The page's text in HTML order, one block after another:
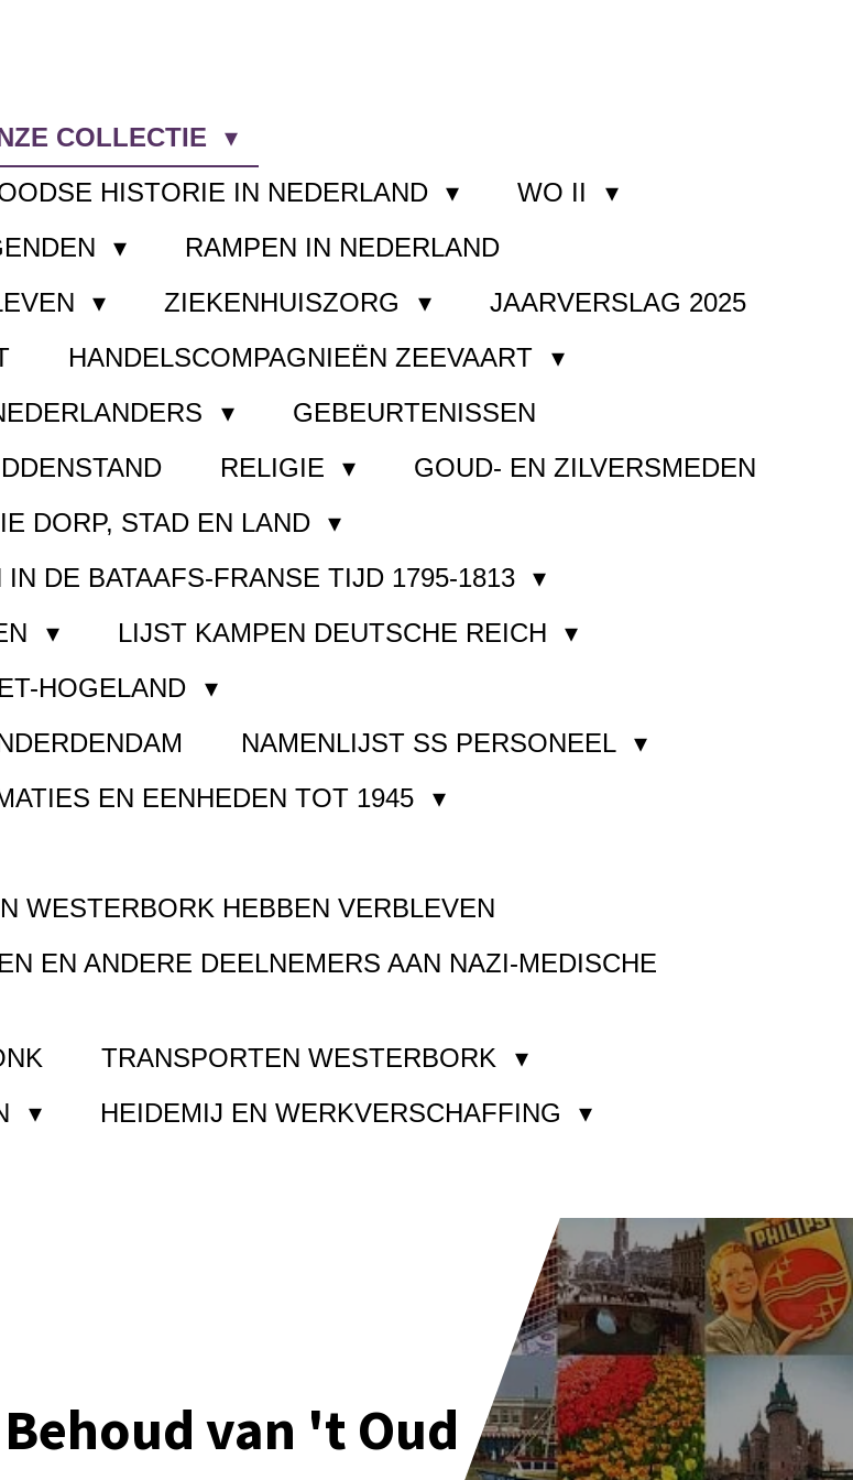
COLLECTIE
HISTORIE IN NEDERLAND
WO II
RAMPEN IN NEDERLAND
ZIEKENHUISZORG
JAARVERSLAG 2025
HANDELSCOMPAGNIEËN ZEEVAART
GEBEURTENISSEN
RELIGIE
GOUD- EN ZILVERSMEDEN
DORP, STAD EN LAND
IN DE BATAAFS-FRANSE TIJD 1795-1813
LIJST KAMPEN DEUTSCHE REICH
HOGELAND
NAMENLIJST SS PERSONEEL
EN EENHEDEN TOT 1945
WESTERBORK HEBBEN VERBLEVEN
EN ANDERE DEELNEMERS AAN NAZI-MEDISCHE
TRANSPORTEN WESTERBORK
HEIDEMIJ EN WERKVERSCHAFFING
van 't Oud